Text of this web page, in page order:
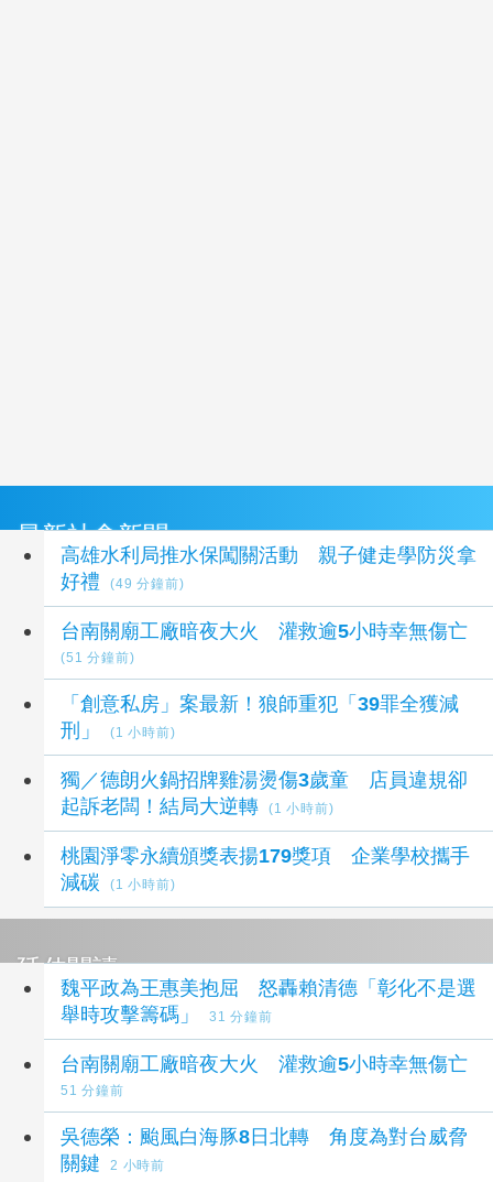
最新社會新聞
高雄水利局推水保闖關活動 親子健走學防災拿
好禮
(49 分鐘前)
台南關廟工廠暗夜大火 灌救逾5小時幸無傷亡
(51 分鐘前)
「創意私房」案最新！狼師重犯「39罪全獲減
刑」
(1 小時前)
獨／德朗火鍋招牌雞湯燙傷3歲童 店員違規卻
起訴老闆！結局大逆轉
(1 小時前)
桃園淨零永續頒獎表揚179獎項 企業學校攜手
減碳
(1 小時前)
延伸閱讀
魏平政為王惠美抱屈 怒轟賴清德「彰化不是選
舉時攻擊籌碼」
31 分鐘前
台南關廟工廠暗夜大火 灌救逾5小時幸無傷亡
51 分鐘前
吳德榮：颱風白海豚8日北轉 角度為對台威脅
關鍵
2 小時前